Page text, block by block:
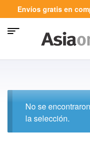
Envíos gratis en
No se
la selección.